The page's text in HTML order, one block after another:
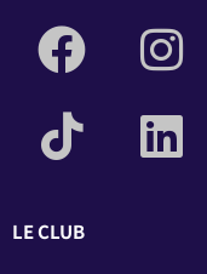
LE CLUB